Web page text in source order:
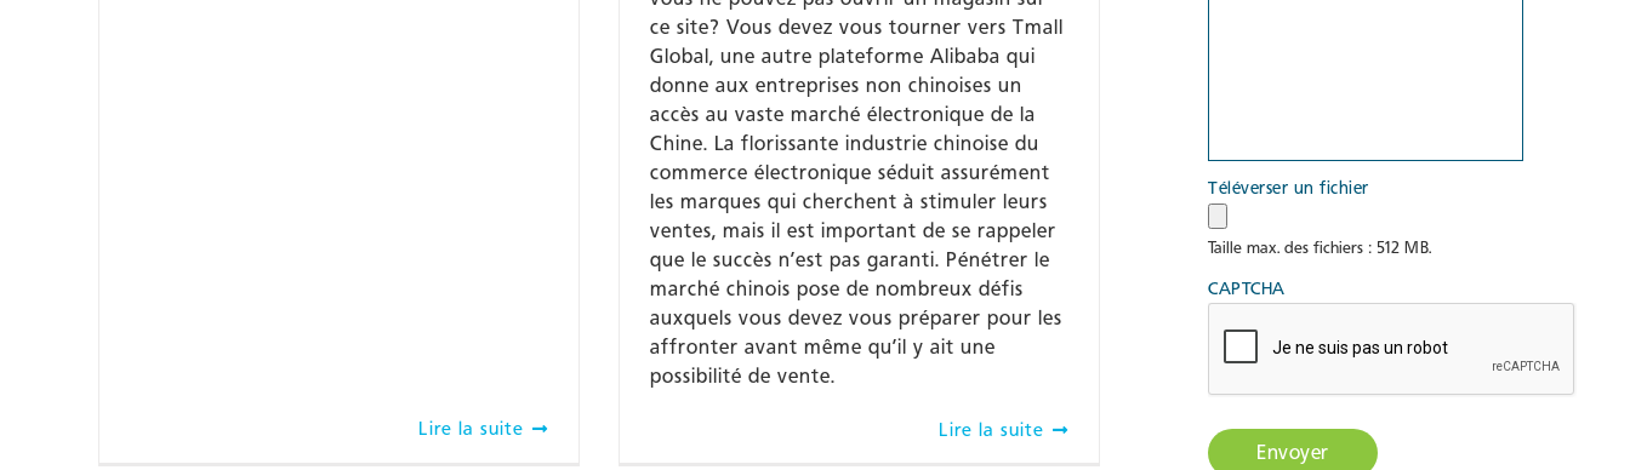
Lire la suite
ce site? Vous devez vous tourner vers Tmall
Global, une autre plateforme Alibaba qui
donne aux entreprises non chinoises un
accès au vaste marché électronique de la
Chine. La florissante industrie chinoise du
commerce électronique séduit assurément
les marques qui cherchent à stimuler leurs
ventes, mais il est important de se rappeler
que le succès n’est pas garanti. Pénétrer le
marché chinois pose de nombreux défis
auxquels vous devez vous préparer pour les
affronter avant même qu’il y ait une
possibilité de vente.
Lire la suite
Téléverser un fichier
Taille max. des fichiers : 512 MB.
CAPTCHA